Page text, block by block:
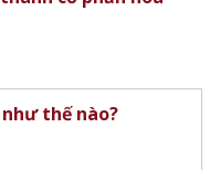
thế nào?